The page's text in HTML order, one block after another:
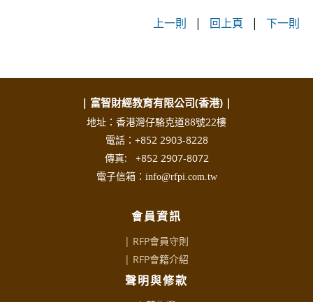
上一則 | 回上頁 |下一則
| 富智財經教育有限公司(香港) |
地址：香港灣仔駱克道88號22樓
電話：+852 2903-8228
傳真: +852 2907-8072
電子信箱：info@rfpi.com.tw
會員資訊
| RFP會員守則
| RFP會籍介紹
聲明與修款